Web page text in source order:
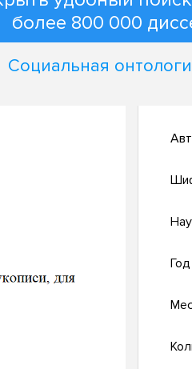
более 800 000
Социальная